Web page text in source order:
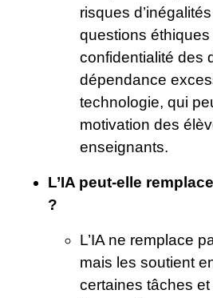
risques
questions
confidentialité des
dépendance
technologie, qui
motivation des
enseignants.
L’IA peut-elle
?
L’IA ne remplace
mais les soutient
certaines tâches